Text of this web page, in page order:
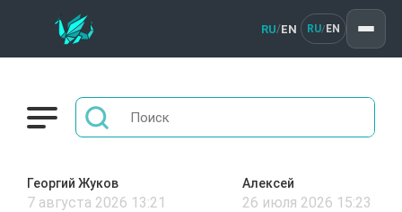
RU/EN RU/ EN
Георгий Жуков
7 августа 2026 13:21
Алексей
26 июля 2026 15:23